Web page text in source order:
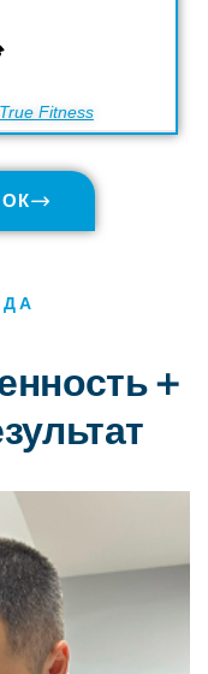
Fitness
＋